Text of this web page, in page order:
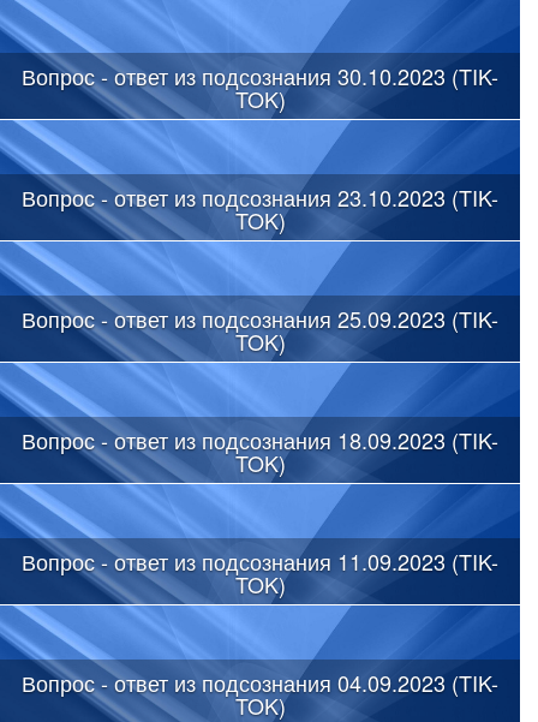
Вопрос - ответ из подсознания 30.10.2023 (TIK-
TOK)
Вопрос - ответ из подсознания 23.10.2023 (TIK-
TOK)
Вопрос - ответ из подсознания 25.09.2023 (TIK-
TOK)
Вопрос - ответ из подсознания 18.09.2023 (TIK-
TOK)
Вопрос - ответ из подсознания 11.09.2023 (TIK-
TOK)
Вопрос - ответ из подсознания 04.09.2023 (TIK-
TOK)